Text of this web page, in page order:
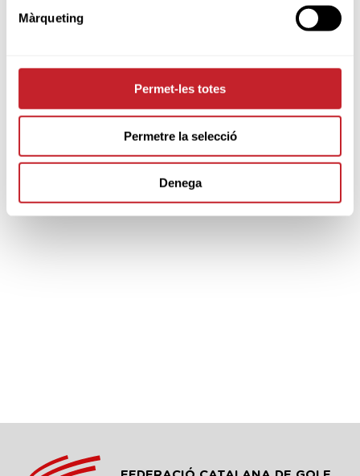
Màrqueting
Permet-les totes
Permetre la selecció
Denega
PARTNERS